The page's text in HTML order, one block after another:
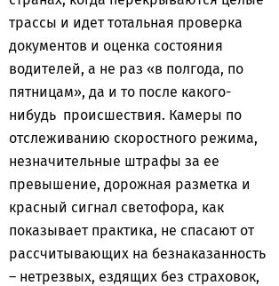
трассы и идет тотальная проверка
документов и оценка состояния
водителей, а не раз «в полгода, по
пятницам», да и то после какого-
нибудь происшествия. Камеры по
отслеживанию скоростного режима,
незначительные штрафы за ее
превышение, дорожная разметка и
красный сигнал светофора, как
показывает практика, не спасают от
рассчитывающих на безнаказанность
– нетрезвых, ездящих без страховок,